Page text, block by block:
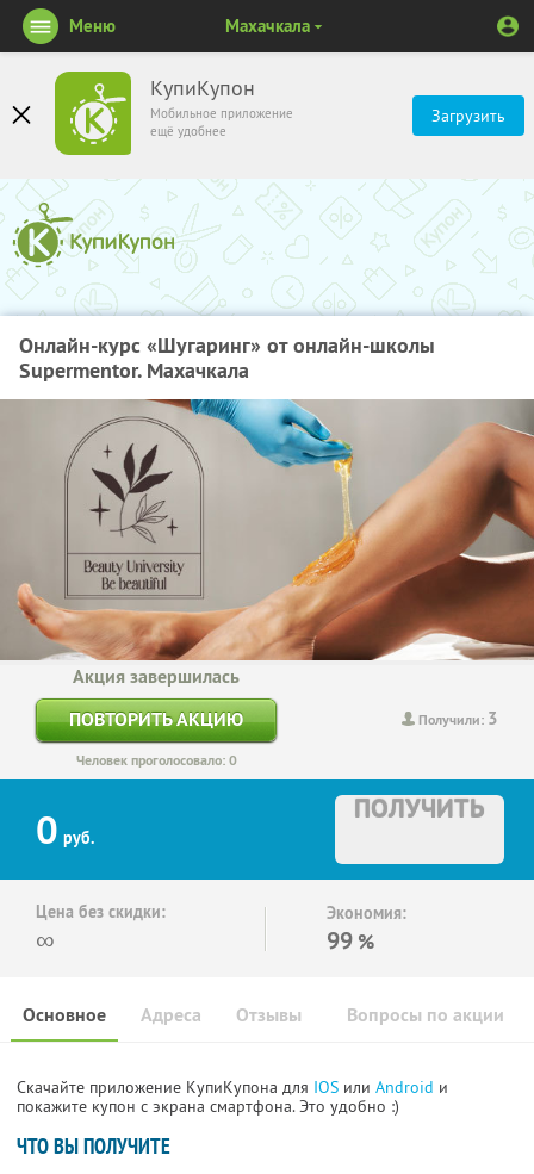
КупиКупон
Мобильное приложение
ещё удобнее
Загрузить
Меню Махачкала
Онлайн-курс «Шугаринг» от онлайн-школы
Supermentor. Махачкала
Получили: 3
Акция завершилась
ПОВТОРИТЬ АКЦИЮ
Человек проголосовало: 0
0 руб.
ПОЛУЧИТЬ
Цена без скидки:
∞
Экономия:
99 %
Основное Отзывы Вопросы по акции
Адреса
Скачайте приложение КупиКупона для IOS или Android и
покажите купон с экрана смартфона. Это удобно :)
ЧТО ВЫ ПОЛУЧИТЕ